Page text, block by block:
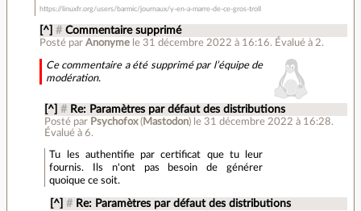
https://linuxfr.org/users/barmic/journaux/y-en-a-marre-de-ce-gros-troll
[^] # Commentaire supprimé
Posté par Anonyme le 31 décembre 2022 à 16:16. Évalué à 2.
Ce commentaire a été supprimé par l’équipe de
modération.
[^] # Re: Paramètres par défaut des distributions
Posté par Psychofox( Mastodon) le 31 décembre 2022 à 16:28.
Évalué à6.
Tu les authentifie par certificat que tu leur
fournis. Ils n'ont pas besoin de générer
quoique ce soit.
[^] # Re: Paramètres par défaut des distributions